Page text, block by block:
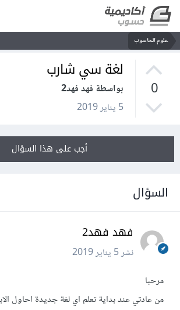
علوم الحاسوب
0
لغة سي شارب
بواسطة فهد فهد2
5 يناير 2019
أجب على هذا السؤال
السؤال
فهد فهد2
نشر5 يناير 2019
مرحبا
من عادتي عند بداية تعلم اي لغة جديدة احاول